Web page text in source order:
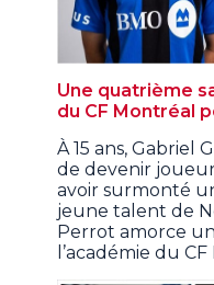
Une quatrième
du CF Montréal
À 15 ans, Gabriel
de devenir
avoir surmonté
jeune talent de
Perrot amorce
l’académie du